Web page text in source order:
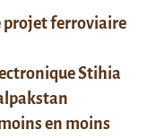
projet ferroviaire
Stihia
en moins